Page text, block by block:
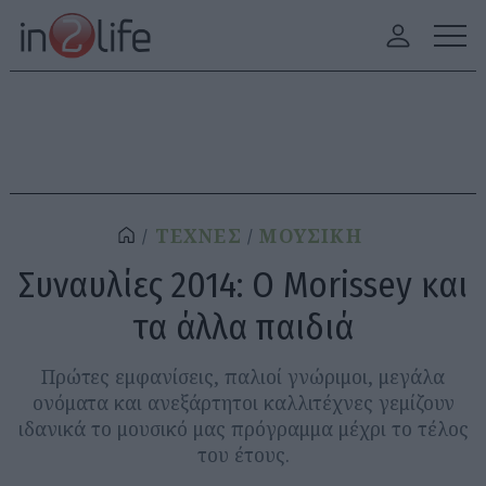
ΤΕΧΝΕΣ ΜΟΥΣΙΚΗ
Συναυλίες 2014: Ο Morissey και
τα άλλα παιδιά
Πρώτες εμφανίσεις, παλιοί γνώριμοι, μεγάλα
ονόματα και ανεξάρτητοι καλλιτέχνες γεμίζουν
ιδανικά το μουσικό μας πρόγραμμα μέχρι το τέλος
του έτους.